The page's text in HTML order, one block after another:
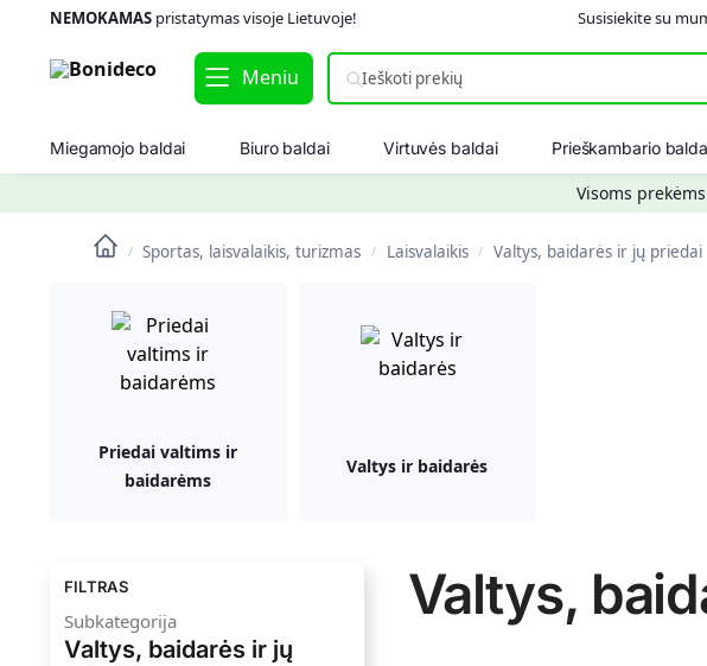
NEMOKAMASpristatymas visoje Lietuvoje! Susisiekite su
Meniu
Miegamojo baldai Biuro baldai Virtuvės baldai Prieškambario
Visoms
/ Sportas, laisvalaikis, turizmas / Laisvalaikis / Valtys, baidarės ir jų priedai
Priedai valtims ir
baidarėms
Valtys ir baidarės
Valtys,
FILTRAS
Subkategorija
Valtys, baidarės ir jų